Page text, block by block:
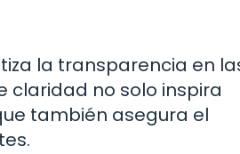
la transparencia en
claridad no solo inspira
también asegura el